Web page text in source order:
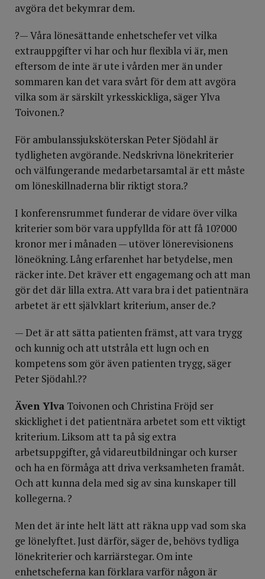
avgöra det bekymrar dem.
?— Våra lönesättande enhetschefer vet vilka
extrauppgifter vi har och hur flexibla vi är, men
eftersom de inte är ute i vården mer än under
sommaren kan det vara svårt för dem att avgöra
vilka som är särskilt yrkesskickliga, säger Ylva
Toivonen.?
För ambulanssjuksköterskan Peter Sjödahl är
tydligheten avgörande. Nedskrivna lönekriterier
och välfungerande medarbetarsamtal är ett måste
om löneskillnaderna blir riktigt stora.?
I konferensrummet funderar de vidare över vilka
kriterier som bör vara uppfyllda för att få 10?000
kronor mer i månaden — utöver lönerevisionens
löneökning. Lång erfarenhet har betydelse, men
räcker inte. Det kräver ett engagemang och att man
gör det där lilla extra. Att vara bra i det patientnära
arbetet är ett självklart kriterium, anser de.?
— Det är att sätta patienten främst, att vara trygg
och kunnig och att utstråla ett lugn och en
kompetens som gör även patienten trygg, säger
Peter Sjödahl.??
Även Ylva Toivonen och Christina Fröjd ser
skicklighet i det patientnära arbetet som ett viktigt
kriterium. Liksom att ta på sig extra
arbetsuppgifter, gå vidareutbildningar och kurser
och ha en förmåga att driva verksamheten framåt.
Och att kunna dela med sig av sina kunskaper till
kollegerna. ?
Men det är inte helt lätt att räkna upp vad som ska
ge lönelyftet. Just därför, säger de, behövs tydliga
lönekriterie­r och karriärstegar. Om inte
enhetscheferna kan förklara varför någon är